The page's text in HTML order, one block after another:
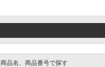
商品名、商品番号で探す